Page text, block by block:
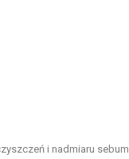
i nadmiaru sebum,